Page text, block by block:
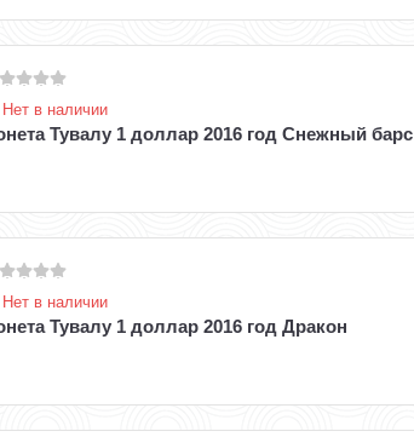
Нет в наличии
Тувалу 1 доллар 2016 год Снежный барс
Нет в наличии
Тувалу 1 доллар 2016 год Дракон